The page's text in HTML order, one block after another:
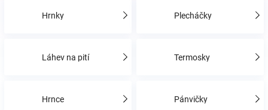
Hrnky Plecháčky
Láhev na pití Termosky
Hrnce Pánvičky